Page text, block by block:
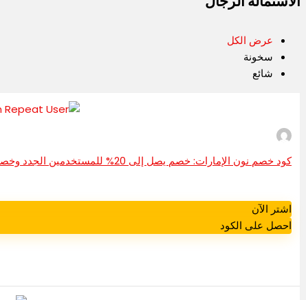
عرض الكل
سخونة
شائع
كود خصم نون الإمارات: خصم يصل إلى 20% للمستخدمين الجدد وخصم يصل إلى 10% للمستخدمين المتكررين
اشتر الآن
احصل على الكود